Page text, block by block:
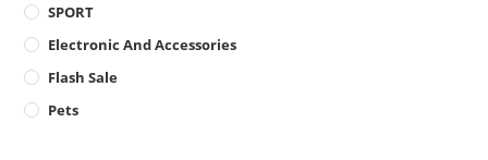
SPORT
Electronic And Accessories
Flash Sale
Pets